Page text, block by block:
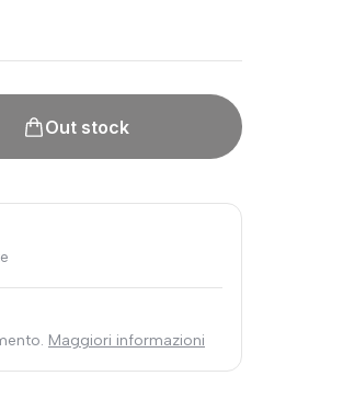
Out stock
Maggiori informazioni